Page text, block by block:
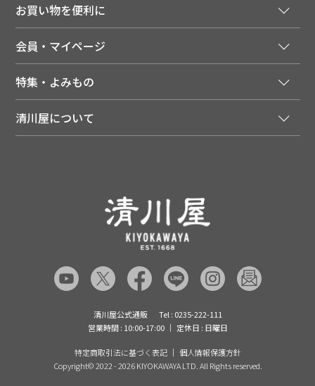
ご利用ガイド
領収書について
送料について
配達日について
返品について
よくあるご質問（FAQ）
あんしんの品質保証について（産直品）
品質保証について（通常品）
お買い物を便利に
季節のカタログを無料でお届け
店舗・ECポイント共通アプリ
LINEお友だち登録
会員・マイページ
会員特典について
注文履歴
特集・よみもの
メディア掲載商品
清川屋のレビューを見る
清川屋について
清川屋公式通販
Tel : 0235-222-111
営業時間 : 10:00-17:00
定休日 : 日曜日
特定商取引法に基づく表記
個人情報保護方針
Copyright©2022 - 2026 KIYOKAWAYA LTD. All Rights reserved.